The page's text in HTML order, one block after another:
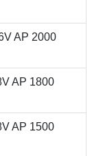
AP 2000
AP 1800
AP 1500